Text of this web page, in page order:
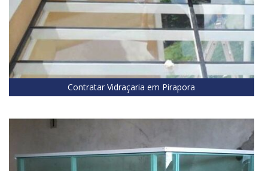
Contratar Vidraçaria em Pirapora